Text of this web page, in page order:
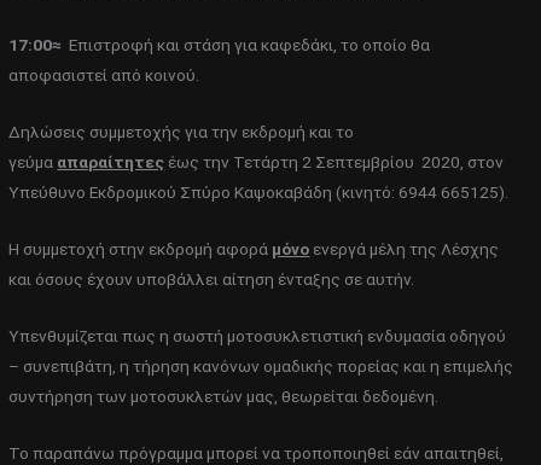
17:00≈ Επιστροφή και στάση για καφεδάκι, το οποίο θα
αποφασιστεί από κοινού.
Δηλώσεις συμμετοχής για την εκδρομή και το
γεύμα απαραίτητες έως την Τετάρτη 2 Σεπτεμβρίου 2020, στον
Υπεύθυνο Εκδρομικού Σπύρο Καψοκαβάδη (κινητό: 6944 665125).
Η συμμετοχή στην εκδρομή αφορά μόνο ενεργά μέλη της Λέσχης
και όσους έχουν υποβάλλει αίτηση ένταξης σε αυτήν.
Υπενθυμίζεται πως η σωστή μοτοσυκλετιστική ενδυμασία οδηγού
– συνεπιβάτη, η τήρηση κανόνων ομαδικής πορείας και η επιμελής
συντήρηση των μοτοσυκλετών μας, θεωρείται δεδομένη.
Το παραπάνω πρόγραμμα μπορεί να τροποποιηθεί εάν απαιτηθεί,